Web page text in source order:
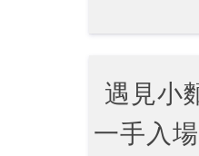
遇見小
一手入